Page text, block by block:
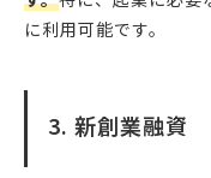
に利用可能です。
3. 新創業融資